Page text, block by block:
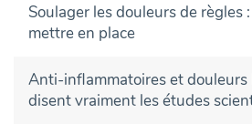
Soulager les douleurs de règles
mettre en place
Anti-inflammatoires et douleurs
disent vraiment les études